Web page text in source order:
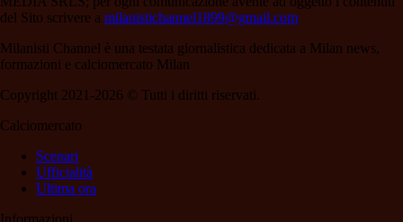
del Sito scrivere a milanistichannel1899@gmail.com
Milanisti Channel è una testata giornalistica dedicata a Milan news,
formazioni e calciomercato Milan
Copyright 2021-2026 © Tutti i diritti riservati.
Calciomercato
Scenari
Ufficialità
Ultima ora
Informazioni